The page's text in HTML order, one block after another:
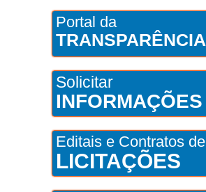
Portal da
TRANSPARÊNCIA
Solicitar
INFORMAÇÕES
Editais e Contratos de
LICITAÇÕES